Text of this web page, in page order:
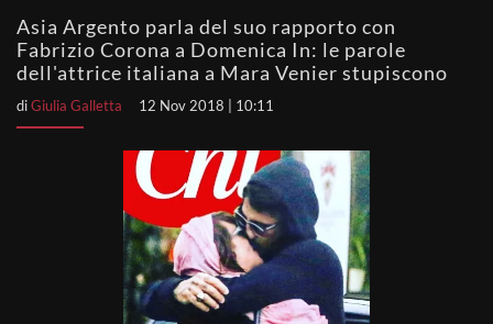
Asia Argento parla del suo rapporto con
Fabrizio Corona a Domenica In: le parole
dell'attrice italiana a Mara Venier stupiscono
diGiulia Galletta 12 Nov 2018 | 10:11